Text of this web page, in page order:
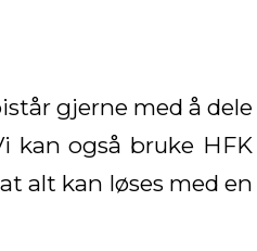
gjerne med å dele
kan også bruke HFK
alt kan løses med en